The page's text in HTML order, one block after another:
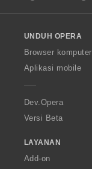
w
O
p
a
UNDUH OPERA
Browser komputer
Aplikasi mobile
Dev.Opera
Versi Beta
LAYANAN
Add-on